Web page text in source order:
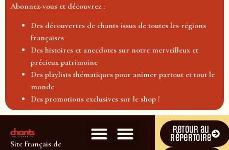
Abonnez-vous et découvrez :
Des découvertes de chants issus de toutes les régions
françaises
Des histoires et anecdotes sur notre merveilleux et
précieux patrimoine
Des playlists thématiques pour animer partout et tout le
monde
Des promotions exclusives sur le shop !
Site français de
Retour au
répertoire